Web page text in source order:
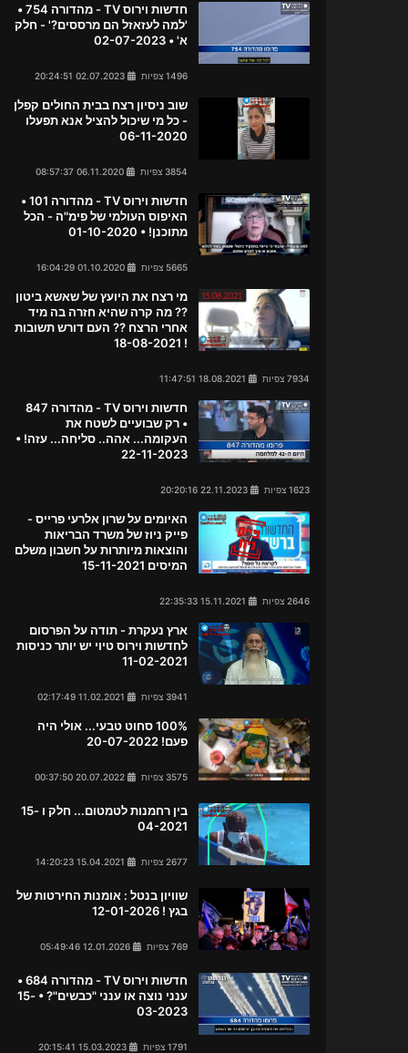
חדשות וירוס TV - מהדורה 754 •
'למה לעזאזל הם מרססים?' - חלק
א' • 02-07-2023
1496 צפיות
שוב ניסיון רצח בבית החולים קפלן
- כל מי שיכול להציל אנא תפעלו
06-11-2020
3854 צפיות
חדשות וירוס TV - מהדורה 101 •
האיפוס העולמי של פימ"ה - הכל
מתוכנן! • 01-10-2020
5665 צפיות
מי רצח את היועץ של שאשא ביטון
?? מה קרה שהיא חזרה בה מיד
אחרי הרצח ?? העם דורש תשובות
! 18-08-2021
7934 צפיות
חדשות וירוס TV - מהדורה 847
• רק שבועיים לשטח את
העקומה... אהה.. סליחה... עזה! •
22-11-2023
1623 צפיות
האיומים על שרון אלרעי פרייס -
פייק ניוז של משרד הבריאות
והוצאות מיותרות על חשבון משלם
המיסים 15-11-2021
2646 צפיות
ארץ נעקרת - תודה על הפרסום
לחדשות וירוס טיוי יש יותר כניסות
11-02-2021
3941 צפיות
100% סחוט טבעי... אולי היה
פעם! 20-07-2022
3575 צפיות
בין רחמנות לטמטום... חלק ו 15-
04-2021
2677 צפיות
שוויון בנטל : אומנות החירטות של
בגץ ! 12-01-2026
769 צפיות
חדשות וירוס TV - מהדורה 684 •
ענני נוצה או ענני "כבשים"? • 15-
03-2023
1791 צפיות